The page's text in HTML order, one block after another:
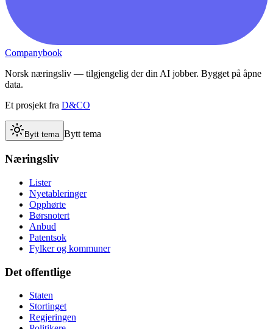
Companybook
Norsk næringsliv — tilgjengelig der din AI jobber. Bygget på åpne
data.
Et prosjekt fra D&CO
Bytt tema Bytt tema
Næringsliv
Lister
Nyetableringer
Opphørte
Børsnotert
Anbud
Patentsok
Fylker og kommuner
Det offentlige
Staten
Stortinget
Regjeringen